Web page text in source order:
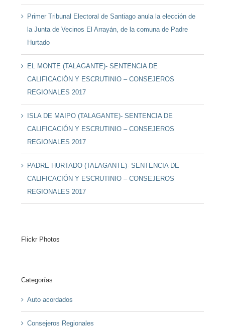
Primer Tribunal Electoral de Santiago anula la elección de
la Junta de Vecinos El Arrayán, de la comuna de Padre
Hurtado
EL MONTE (TALAGANTE)- SENTENCIA DE
CALIFICACIÓN Y ESCRUTINIO – CONSEJEROS
REGIONALES 2017
ISLA DE MAIPO (TALAGANTE)- SENTENCIA DE
CALIFICACIÓN Y ESCRUTINIO – CONSEJEROS
REGIONALES 2017
PADRE HURTADO (TALAGANTE)- SENTENCIA DE
CALIFICACIÓN Y ESCRUTINIO – CONSEJEROS
REGIONALES 2017
Flickr Photos
Categorías
Auto acordados
Consejeros Regionales